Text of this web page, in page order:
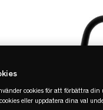
cookies för att förbättra
eller uppdatera dina val